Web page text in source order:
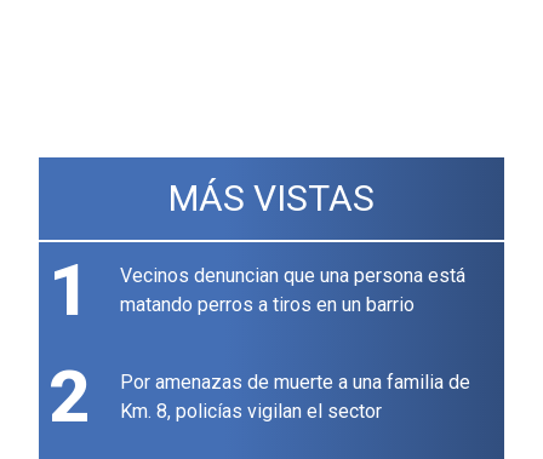
MÁS VISTAS
1
Vecinos denuncian que una persona está
matando perros a tiros en un barrio
2
Por amenazas de muerte a una familia de
Km. 8, policías vigilan el sector